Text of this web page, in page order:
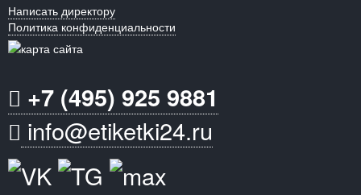
Написать директору
Политика конфиденциальности
+7 (495) 925 9881
info@etiketki24.ru